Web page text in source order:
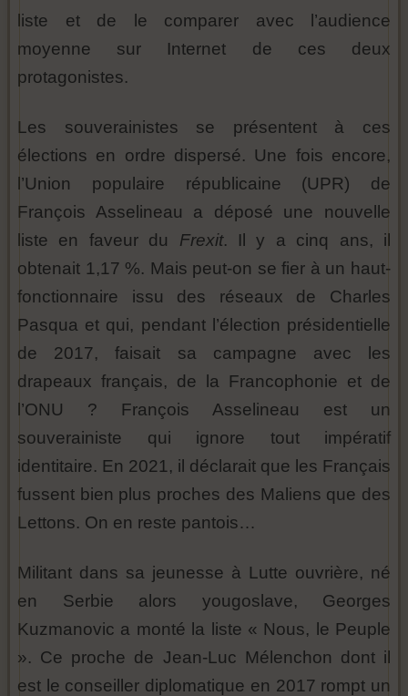
liste et de le comparer avec l’audience
moyenne sur Internet de ces deux
protagonistes.
Les souverainistes se présentent à ces
élections en ordre dispersé. Une fois encore,
l’Union populaire républicaine (UPR) de
François Asselineau a déposé une nouvelle
liste en faveur du Frexit. Il y a cinq ans, il
obtenait 1,17 %. Mais peut-on se fier à un haut-
fonctionnaire issu des réseaux de Charles
Pasqua et qui, pendant l’élection présidentielle
de 2017, faisait sa campagne avec les
drapeaux français, de la Francophonie et de
l’ONU ? François Asselineau est un
souverainiste qui ignore tout impératif
identitaire. En 2021, il déclarait que les Français
fussent bien plus proches des Maliens que des
Lettons. On en reste pantois…
Militant dans sa jeunesse à Lutte ouvrière, né
en Serbie alors yougoslave, Georges
Kuzmanovic a monté la liste « Nous, le Peuple
». Ce proche de Jean-Luc Mélenchon dont il
est le conseiller diplomatique en 2017 rompt un